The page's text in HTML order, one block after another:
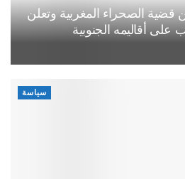
قضية الصحراء المغربية وتعلن
على أقاليمه الجنوبية
سياسة